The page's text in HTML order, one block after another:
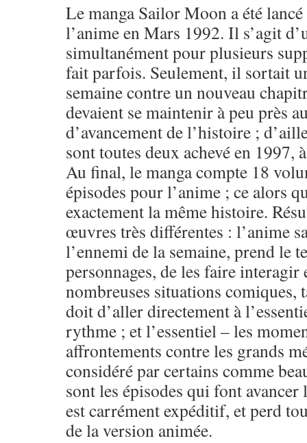
Le manga Sailor Moon a été
l’anime en Mars 1992. Il s’agit
simultanément pour plusieurs
fait parfois. Seulement, il sortait
semaine contre un nouveau
devaient se maintenir à peu près
d’avancement de l’histoire ;
sont toutes deux achevé en 1997,
Au final, le manga compte 18
épisodes pour l’anime ; ce alors
exactement la même histoire.
œuvres très différentes : l’anime
l’ennemi de la semaine, prend le
personnages, de les faire interagir
nombreuses situations comiques,
doit d’aller directement à
rythme ; et l’essentiel – les
affrontements contre les grands
considéré par certains comme
sont les épisodes qui font
est carrément expéditif, et perd
de la version animée.